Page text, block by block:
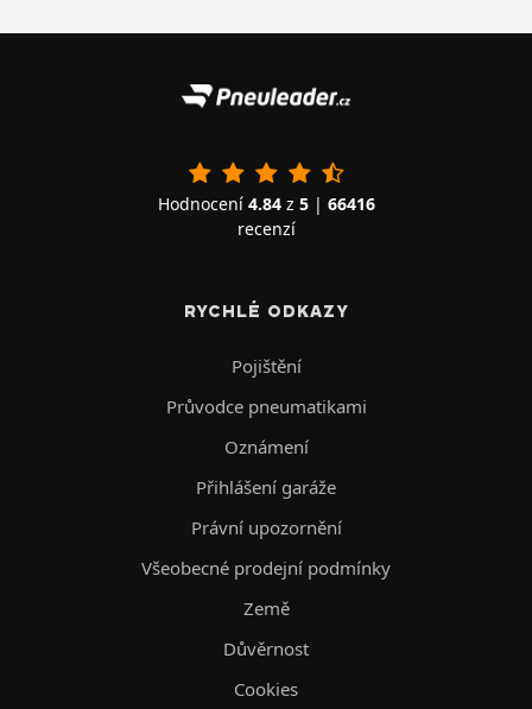
Hodnocení 4.84z 5| 66416
recenzí
RYCHLÉ ODKAZY
Pojištění
Průvodce pneumatikami
Oznámení
Přihlášení garáže
Právní upozornění
Všeobecné prodejní podmínky
Země
Důvěrnost
Cookies